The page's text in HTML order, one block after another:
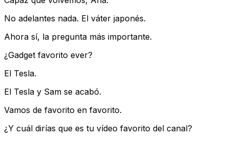
No adelantes nada. El váter japonés.
Ahora sí, la pregunta más importante.
¿Gadget favorito ever?
El Tesla.
El Tesla y Sam se acabó.
Vamos de favorito en favorito.
¿Y cuál dirías que es tu vídeo favorito del canal?